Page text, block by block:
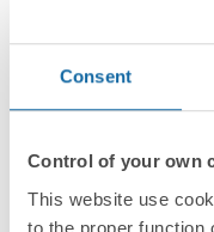
Consent
Control of your own
This website use
to the proper function